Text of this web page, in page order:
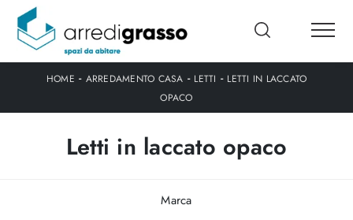
HOME - ARREDAMENTO CASA - LETTI - LETTI IN LACCATO
OPACO
Letti in laccato opaco
Marca